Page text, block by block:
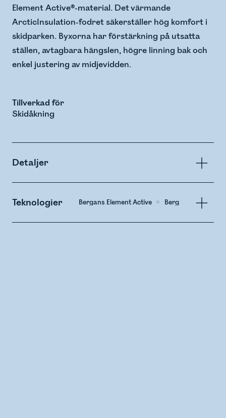
Element Active®-material. Det värmande
ArcticInsulation-fodret säkerställer hög komfort i
skidparken. Byxorna har förstärkning på utsatta
ställen, avtagbara hängslen, högre linning bak och
enkel justering av midjevidden.
Tillverkad för
Skidåkning
Detaljer
Teknologier Bergans Element Active Bergans Arctic